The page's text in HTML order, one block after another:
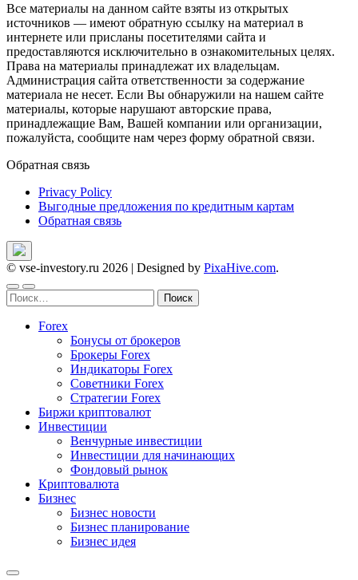
Все материалы на данном сайте взяты из открытых
источников — имеют обратную ссылку на материал в
интернете или присланы посетителями сайта и
предоставляются исключительно в ознакомительных целях.
Права на материалы принадлежат их владельцам.
Администрация сайта ответственности за содержание
материала не несет. Если Вы обнаружили на нашем сайте
материалы, которые нарушают авторские права,
принадлежащие Вам, Вашей компании или организации,
пожалуйста, сообщите нам через форму обратной связи.
Обратная связь
Privacy Policy
Выгодные предложения по кредитным картам
Обратная связь
© vse-investory.ru 2026 | Designed by PixaHive.com.
Найти:
Forex
Бонусы от брокеров
Брокеры Forex
Индикаторы Forex
Советники Forex
Стратегии Forex
Биржи криптовалют
Инвестиции
Венчурные инвестиции
Инвестиции для начинающих
Фондовый рынок
Криптовалюта
Бизнес
Бизнес новости
Бизнес планирование
Бизнес идея